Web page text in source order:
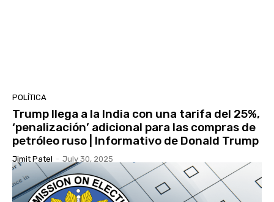
POLÍTICA
Trump llega a la India con una tarifa del 25%,
‘penalización’ adicional para las compras de
petróleo ruso | Informativo de Donald Trump
Jimit Patel - July 30, 2025